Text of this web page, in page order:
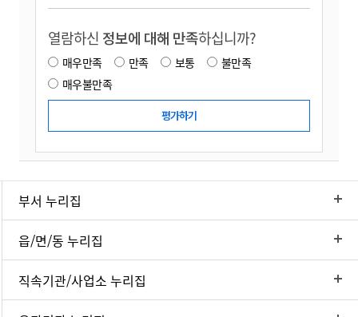
열람하신 정보에 대해 만족하십니까?
매우만족 만족 보통
불만족
매우불만족
부서 누리집
읍/면/동 누리집
직속기관/사업소 누리집